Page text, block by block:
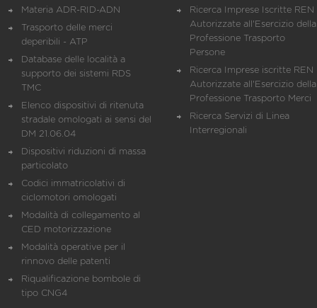
Materia ADR-RID-ADN
Trasporto delle merci
deperibili - ATP
Database delle località a
supporto dei sistemi RDS
TMC
Elenco dispositivi di ritenuta
stradale omologati ai sensi del
DM 21.06.04
Dispositivi riduzioni di massa
particolato
Codici immatricolativi di
ciclomotori omologati
Modalità di collegamento al
CED motorizzazione
Modalità operative per il
rinnovo delle patenti
Riqualificazione bombole di
tipo CNG4
Ricerca Imprese Iscritte REN
Autorizzate all'Esercizio della
Professione Trasporto
Persone
Ricerca Imprese iscritte REN
Autorizzate all'Esercizio della
Professione Trasporto Merci
Ricerca Servizi di Linea
Interregionali